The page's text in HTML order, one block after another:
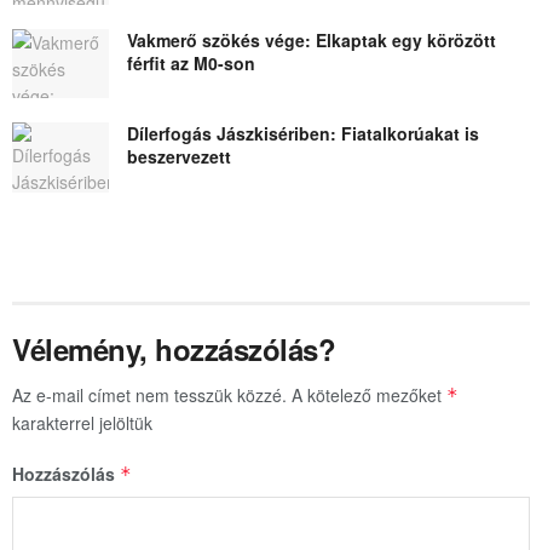
Vakmerő szökés vége: Elkaptak egy körözött
férfit az M0-son
Dílerfogás Jászkisériben: Fiatalkorúakat is
beszervezett
Vélemény, hozzászólás?
Az e-mail címet nem tesszük közzé. A kötelező mezőket *
karakterrel jelöltük
Hozzászólás *